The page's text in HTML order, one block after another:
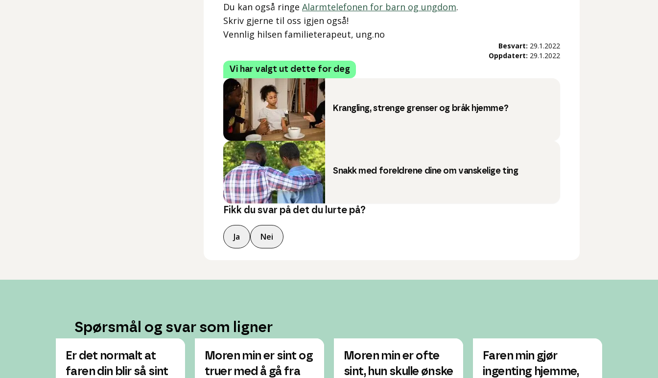
Du kan også ringe Alarmtelefonen for barn og ungdom.
Skriv gjerne til oss igjen også!
Vennlig hilsen familieterapeut, ung.no
Besvart: 29.1.2022
Oppdatert: 29.1.2022
Vi har valgt ut dette for deg
Krangling, strenge grenser og bråk hjemme?
Snakk med foreldrene dine om vanskelige ting
Fikk du svar på det du lurte på?
Ja Nei
Spørsmål og svar som ligner
Er det normalt at
faren din blir så sint
Moren min er sint og
truer med å gå fra
Moren min er ofte
sint, hun skulle ønske
Faren min gjør
ingenting hjemme,